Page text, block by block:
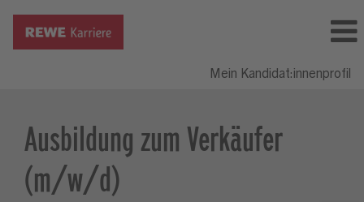
Mein Kandidat:innenprofil
Ausbildung zum Verkäufer
(m/w/d)